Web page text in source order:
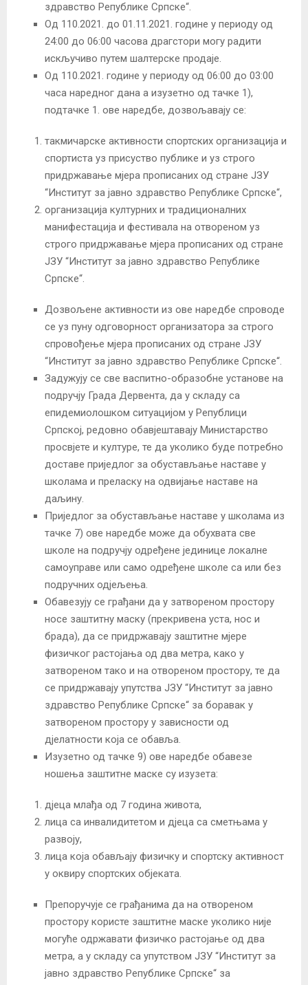
здравство Републике Српске“.
Од 110.2021. до 01.11.2021. године у периоду од
24:00 до 06:00 часова драгстори могу радити
искључиво путем шалтерске продаје.
Од 110.2021. године у периоду од 06:00 до 03:00
часа наредног дана а изузетно од тачке 1),
подтачке 1. ове наредбе, дозвољавају се:
такмичарске активности спортских организација и
спортиста уз присуство публике и уз строго
придржавање мјера прописаних од стране ЈЗУ
“Институт за јавно здравство Републике Српске“,
организација културних и традиционалних
манифестација и фестивала на отвореном уз
строго придржавање мјера прописаних од стране
ЈЗУ “Институт за јавно здравство Републике
Српске“.
Дозвољене активности из ове наредбе спроводе
се уз пуну одговорност организатора за строго
спровођење мјера прописаних од стране ЈЗУ
“Институт за јавно здравство Републике Српске“.
Задужују се све васпитно-образобне установе на
подручју Града Дервента, да у складу са
епидемиолошком ситуацијом у Републици
Српској, редовно обавјештавају Министарство
просвјете и културе, те да уколико буде потребно
доставе приједлог за обустављање наставе у
школама и преласку на одвијање наставе на
даљину.
Приједлог за обустављање наставе у школама из
тачке 7) ове наредбе може да обухвата све
школе на подручју одређене јединице локалне
самоуправе или само одређене школе са или без
подручних одјељења.
Обавезују се грађани да у затвореном простору
носе заштитну маску (прекривена уста, нос и
брада), да се придржавају заштитне мјере
физичког растојања од два метра, како у
затвореном тако и на отвореном простору, те да
се придржавају упутства ЈЗУ “Институт за јавно
здравство Републике Српске“ за боравак у
затвореном простору у зависности од
дјелатности која се обавља.
Изузетно од тачке 9) ове наредбе обавезе
ношења заштитне маске су изузета:
дјеца млађа од 7 година живота,
лица са инвалидитетом и дјеца са сметњама у
развоју,
лица која обављају физичку и спортску активност
у оквиру спортских објеката.
Препоручује се грађанима да на отвореном
простору користе заштитне маске уколико није
могуће одржавати физичко растојање од два
метра, а у складу са упутством ЈЗУ “Институт за
јавно здравство Републике Српске“ за